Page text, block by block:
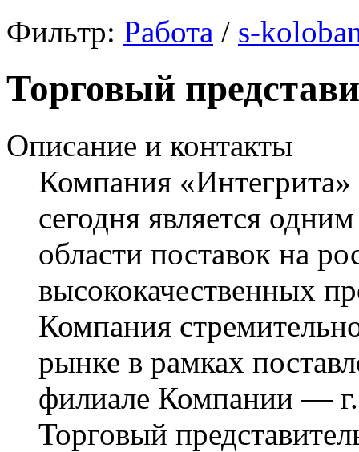
Фильтр: Работа / s-
Торговый
Описание и контакты
Компания «Интегрита»
сегодня является
области поставок на
высококачественных
Компания
рынке в рамках
филиале Компании —
Торговый